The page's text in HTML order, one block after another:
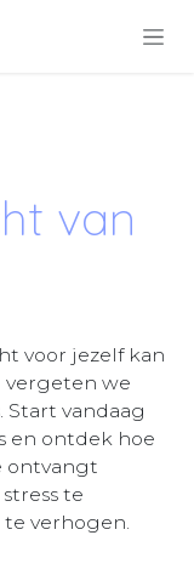
van
voor jezelf kan
vergeten we
Start vandaag
en ontdek hoe
ontvangt
te
verhogen.